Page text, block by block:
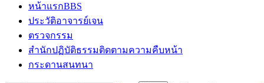
หน้าแรกBBS
ประวัติอาจารย์เจน
ตรวจกรรม
สำนักปฏิบัติธรรมติดตามความคืบหน้า
กระดานสนทนา